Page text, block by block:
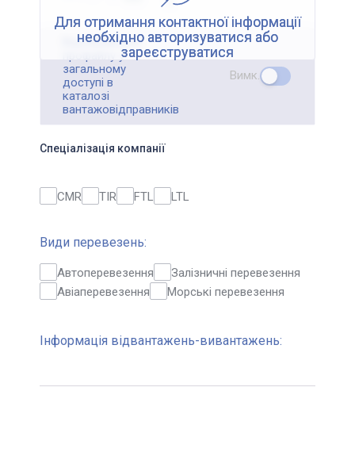
Для отримання контактної інформації
необхідно авторизуватися або
зареєструватися
Відображення
профайлу у
загальному
доступі в
каталозі
вантажовідправників
Вимк.
Спеціалізація компанії
CMR TIR FTL LTL
Види перевезень:
Автоперевезення
Залізничні перевезення
Авіаперевезення
Морські перевезення
Інформація відвантажень-вивантажень: